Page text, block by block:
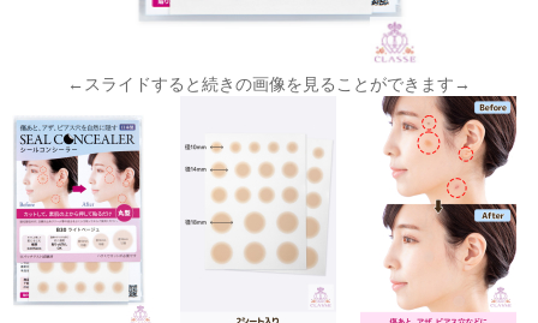
←スライドすると続きの画像を見ることができます→